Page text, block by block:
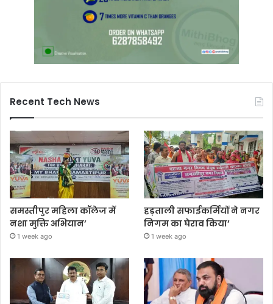
Recent Tech News
समस्तीपुर महिला कॉलेज में
नशा मुक्ति अभियान’
1 week ago
हड़ताली सफाईकर्मियों ने नगर
निगम का घेराव किया’
1 week ago